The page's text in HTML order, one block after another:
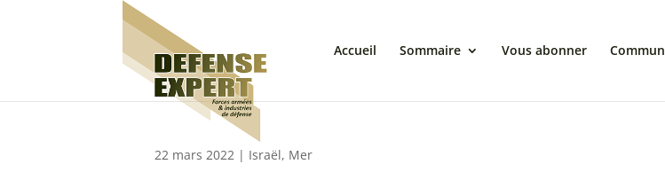
Accueil Sommaire Vous abonner
22 mars 2022 | Israël, Mer